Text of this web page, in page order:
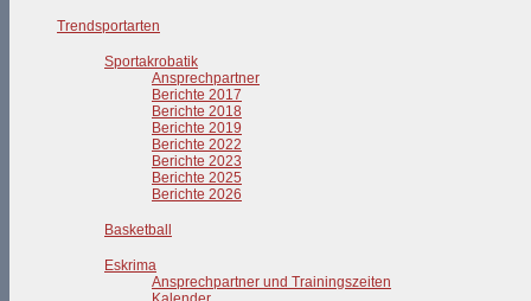
Trendsportarten
Sportakrobatik
Ansprechpartner
Berichte 2017
Berichte 2018
Berichte 2019
Berichte 2022
Berichte 2023
Berichte 2025
Berichte 2026
Basketball
Eskrima
Ansprechpartner und Trainingszeiten